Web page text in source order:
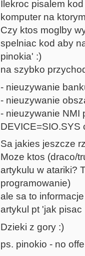
Ilekroc pisalem
komputer na
Czy ktos moglby
spelniac kod aby
pinokia' :)
na szybko
- nieuzywanie
- nieuzywanie
- nieuzywanie NMI
DEVICE=SIO.SYS
Sa jakies jeszcze
Moze ktos (draco/
artykulu w atariki?
programowanie)
ale sa to
artykul pt 'jak
Dzieki z gory :)
ps. pinokio - no